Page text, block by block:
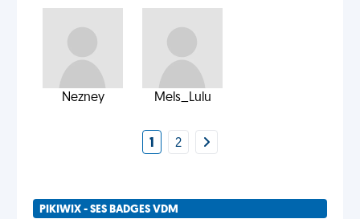
Nezney Mels_Lulu
1 2
PIKIWIX - SES BADGES VDM